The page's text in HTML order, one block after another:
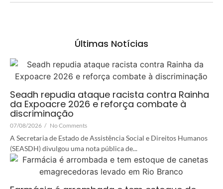
Últimas Notícias
Seadh repudia ataque racista contra Rainha
da Expoacre 2026 e reforça combate à
discriminação
07/08/2026 / No Comments
A Secretaria de Estado de Assistência Social e Direitos Humanos
(SEASDH) divulgou uma nota pública de...